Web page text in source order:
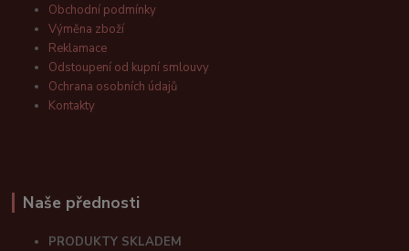
Obchodní podmínky
Výměna zboží
Reklamace
Odstoupení od kupní smlouvy
Ochrana osobních údajů
Kontakty
Naše přednosti
PRODUKTY SKLADEM